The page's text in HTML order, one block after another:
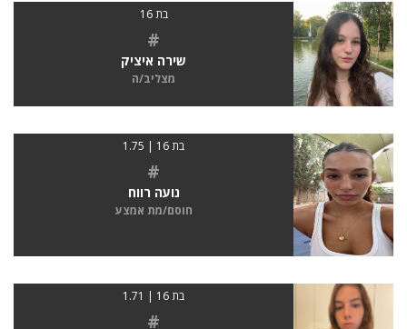
בת 16
#
שירה איציק
מצליב/ה
בת 16 | 1.75
#
נועה רווח
חוסם/מת אמצע
בת 16 | 1.71
#